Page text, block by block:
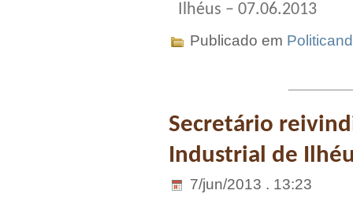
Ilhéus – 07.06.2013
Publicado em
Secretário
Industrial de
7/jun/2013 . 13:23